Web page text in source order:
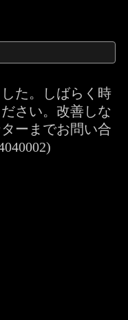
た。しばらく時
さい。改善しな
ーまでお問い合